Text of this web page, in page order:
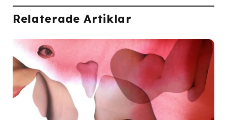
Relaterade Artiklar